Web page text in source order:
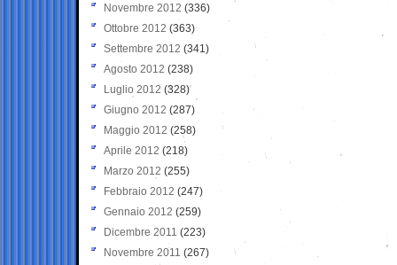
Novembre 2012 (336)
Ottobre 2012 (363)
Settembre 2012 (341)
Agosto 2012 (238)
Luglio 2012 (328)
Giugno 2012 (287)
Maggio 2012 (258)
Aprile 2012 (218)
Marzo 2012 (255)
Febbraio 2012 (247)
Gennaio 2012 (259)
Dicembre 2011 (223)
Novembre 2011 (267)